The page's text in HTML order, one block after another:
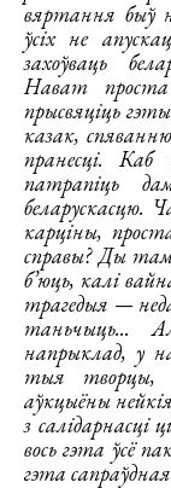
вяртання быў
ўсіх не
захоўваць
Нават проста
прысвяціць
казак,
пранесці.
патрапіць
беларускасцю.
карціны,
справы? Ды
б’юць, калі
трагедыя —
таньчыць...
напрыклад, у
тыя творцы,
аўкцыёны
з салідарнасці
вось гэта ўсё
гэта сапраўдная